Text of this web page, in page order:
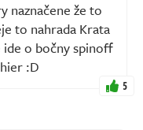
naznačene že to
to nahrada Krata
o bočny spinoff
:D
5